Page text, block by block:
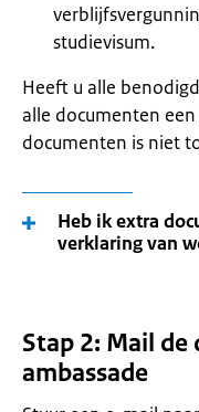
studievisum.
Heeft u alle
alle documenten
documenten is niet
Heb ik extra
verklaring van
Stap 2: Mail de
ambassade